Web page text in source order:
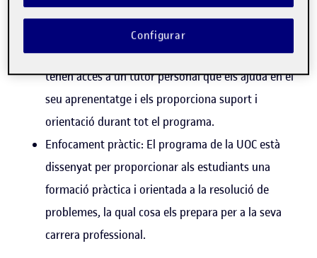
adaptar els seus estudis a les seves necessitats i
circumstàncies personals.
Tutoria personalitzada: Els estudiants de la UOC
tenen accés a un tutor personal que els ajuda en el
seu aprenentatge i els proporciona suport i
orientació durant tot el programa.
Enfocament pràctic: El programa de la UOC està
dissenyat per proporcionar als estudiants una
formació pràctica i orientada a la resolució de
problemes, la qual cosa els prepara per a la seva
carrera professional.
Configurar